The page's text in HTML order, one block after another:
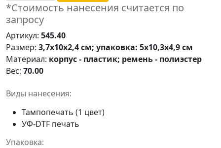
*Стоимость нанесения считается по
запросу
Артикул: 545.40
Размер: 3,7х10х2,4 см; упаковка: 5х10,3х4,9 см
Материал: корпус - пластик; ремень - полиэстер
Вес: 70.00
Виды нанесения:
Тампопечать (1 цвет)
УФ-DTF печать
Упаковка: